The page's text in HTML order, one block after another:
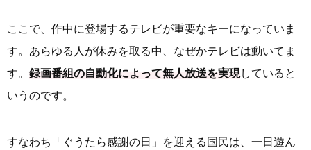
ここで、作中に登場するテレビが重要なキーになっていま
す。あらゆる人が休みを取る中、なぜかテレビは動いてま
す。 録画番組の自動化によって無人放送を実現していると
いうのです。
すなわち「ぐうたら感謝の日」を迎える国民は、一日遊ん